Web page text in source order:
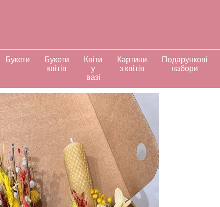
Букети
Букети
квітів
Квіти
у
вазі
Картини
з квітів
Подарункові
набори